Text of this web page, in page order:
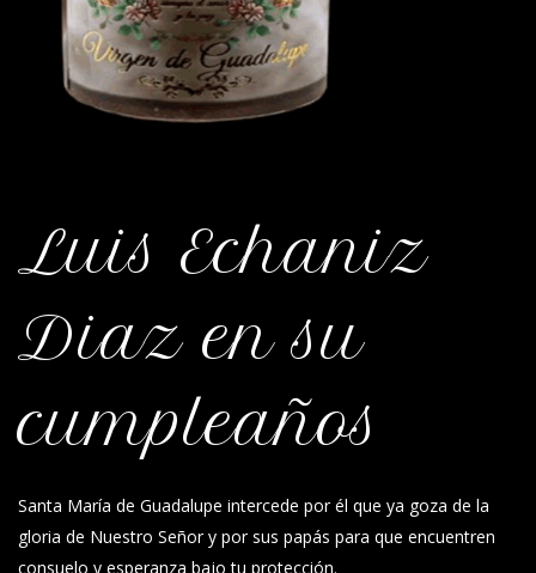
Luis Echaniz
Diaz en su
cumpleaños
Santa María de Guadalupe intercede por él que ya goza de la
gloria de Nuestro Señor y por sus papás para que encuentren
consuelo y esperanza bajo tu protección.